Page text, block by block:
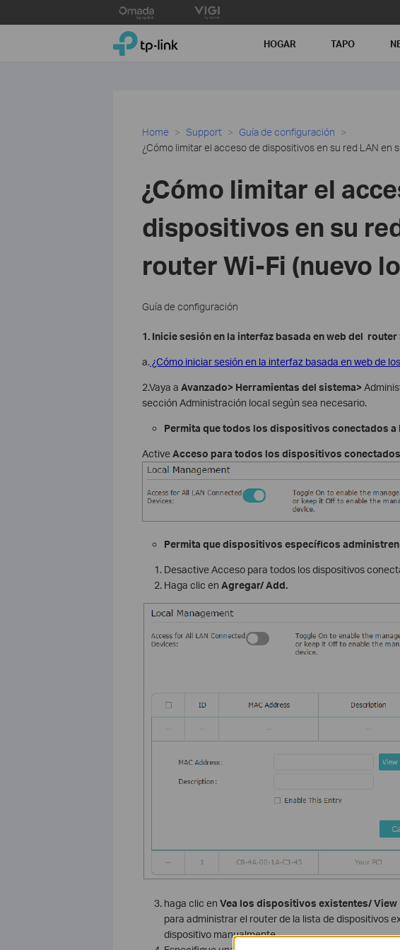
to
TP-Link, Reliably Smart HOGAR TAPO
Home Support
Guía de configuración
¿Cómo limitar el acceso de dispositivos en su red LAN en
¿Cómo limitar el
dispositivos en su
router Wi-Fi (nuevo
Guía de configuración
1. Inicie sesión en la interfaz basada en web del
a.¿Cómo iniciar sesión en la interfaz basada en web de
2.Vaya a Avanzado> Herramientas del sistema>
sección Administración local según sea necesario.
Permita que todos los dispositivos conectados a
ActiveAcceso para todos los dispositivos conectados
Permita que dispositivos específicos
Desactive Acceso para todos los dispositivos
Haga clic en Agregar/ Add.
haga clic en Vea los dispositivos existentes/ View
para administrar el router de la lista de dispositivos
dispositivo manualmente.